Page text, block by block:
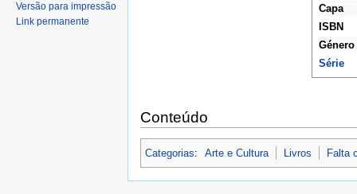
Capa
ISBN
Género
Série
Conteúdo
Categorias: Arte e Cultura Livros Falta
Versão para impressão
Link permanente